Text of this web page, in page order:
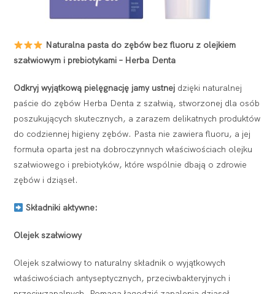
Naturalna pasta do zębów bez fluoru z olejkiem
szałwiowym i prebiotykami – Herba Denta
Odkryj wyjątkową pielęgnację jamy ustnej dzięki naturalnej
paście do zębów Herba Denta z szałwią, stworzonej dla osób
poszukujących skutecznych, a zarazem delikatnych produktów
do codziennej higieny zębów. Pasta nie zawiera fluoru, a jej
formuła oparta jest na dobroczynnych właściwościach olejku
szałwiowego i prebiotyków, które wspólnie dbają o zdrowie
zębów i dziąseł.
Składniki aktywne:
Olejek szałwiowy
Olejek szałwiowy to naturalny składnik o wyjątkowych
właściwościach antyseptycznych, przeciwbakteryjnych i